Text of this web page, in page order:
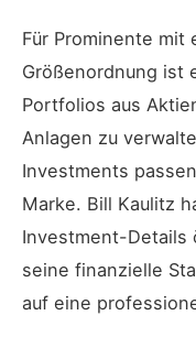
Für Prominente mit
Größenordnung ist
Portfolios aus
Anlagen zu
Investments
Marke. Bill Kaulitz
Investment-Details
seine finanzielle
auf eine